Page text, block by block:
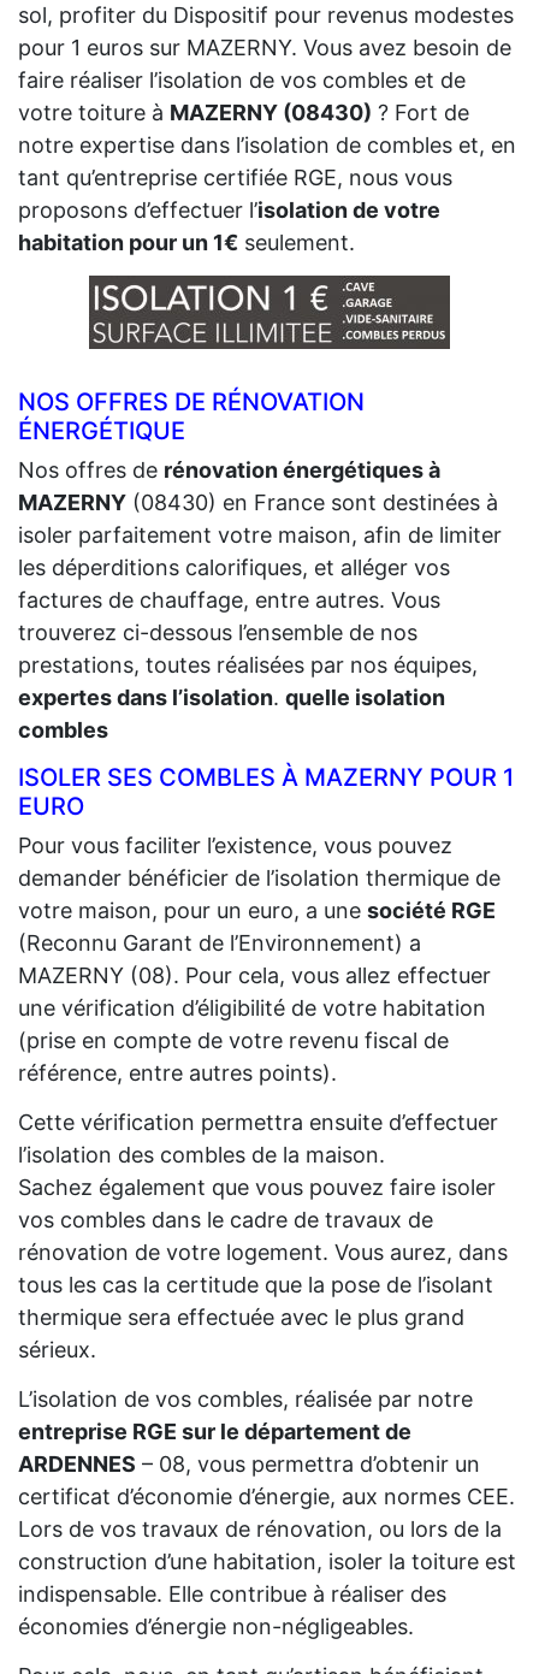
sol, profiter du Dispositif pour revenus modestes
pour 1 euros sur MAZERNY. Vous avez besoin de
faire réaliser l’isolation de vos combles et de
votre toiture à MAZERNY (08430) ? Fort de
notre expertise dans l’isolation de combles et, en
tant qu’entreprise certifiée RGE, nous vous
proposons d’effectuer l’isolation de votre
habitation pour un 1€ seulement.
NOS OFFRES DE RÉNOVATION
ÉNERGÉTIQUE
Nos offres de rénovation énergétiques à
MAZERNY (08430) en France sont destinées à
isoler parfaitement votre maison, afin de limiter
les déperditions calorifiques, et alléger vos
factures de chauffage, entre autres. Vous
trouverez ci-dessous l’ensemble de nos
prestations, toutes réalisées par nos équipes,
expertes dans l’isolation. quelle isolation
combles
ISOLER SES COMBLES À MAZERNY POUR 1
EURO
Pour vous faciliter l’existence, vous pouvez
demander bénéficier de l’isolation thermique de
votre maison, pour un euro, a une société RGE
(Reconnu Garant de l’Environnement) a
MAZERNY (08). Pour cela, vous allez effectuer
une vérification d’éligibilité de votre habitation
(prise en compte de votre revenu fiscal de
référence, entre autres points).
Cette vérification permettra ensuite d’effectuer
l’isolation des combles de la maison.
Sachez également que vous pouvez faire isoler
vos combles dans le cadre de travaux de
rénovation de votre logement. Vous aurez, dans
tous les cas la certitude que la pose de l’isolant
thermique sera effectuée avec le plus grand
sérieux.
L’isolation de vos combles, réalisée par notre
entreprise RGE sur le département de
ARDENNES – 08, vous permettra d’obtenir un
certificat d’économie d’énergie, aux normes CEE.
Lors de vos travaux de rénovation, ou lors de la
construction d’une habitation, isoler la toiture est
indispensable. Elle contribue à réaliser des
économies d’énergie non-négligeables.